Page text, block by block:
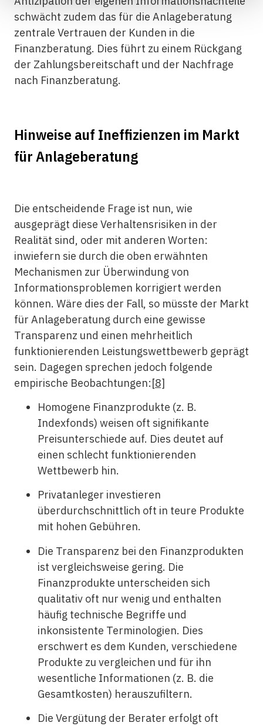
schwächt zudem das für die Anlageberatung
zentrale Vertrauen der Kunden in die
Finanzberatung. Dies führt zu einem Rückgang
der Zahlungsbereitschaft und der Nachfrage
nach Finanzberatung.
Hinweise auf Ineffizienzen im Markt
für Anlageberatung
Die entscheidende Frage ist nun, wie
ausgeprägt diese Verhaltensrisiken in der
Realität sind, oder mit anderen Worten:
inwiefern sie durch die oben erwähnten
Mechanismen zur Überwindung von
Informationsproblemen korrigiert werden
können. Wäre dies der Fall, so müsste der Markt
für Anlageberatung durch eine gewisse
Transparenz und einen mehrheitlich
funktionierenden Leistungswettbewerb geprägt
sein. Dagegen sprechen jedoch folgende
empirische Beobachtungen:[8]
Homogene Finanzprodukte (z. B.
Indexfonds) weisen oft signifikante
Preisunterschiede auf. Dies deutet auf
einen schlecht funktionierenden
Wettbewerb hin.
Privatanleger investieren
überdurchschnittlich oft in teure Produkte
mit hohen Gebühren.
Die Transparenz bei den Finanzprodukten
ist vergleichsweise gering. Die
Finanzprodukte unterscheiden sich
qualitativ oft nur wenig und enthalten
häufig technische Begriffe und
inkonsistente Terminologien. Dies
erschwert es dem Kunden, verschiedene
Produkte zu vergleichen und für ihn
wesentliche Informationen (z. B. die
Gesamtkosten) herauszufiltern.
Die Vergütung der Berater erfolgt oft